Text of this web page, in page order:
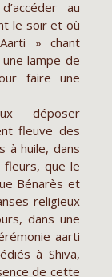
au
le soir et où
» chant
lampe de
faire une
déposer
fleuve des
à huile, dans
fleurs, que le
Bénarès et
religieux
dans une
aarti
à Shiva,
de cette